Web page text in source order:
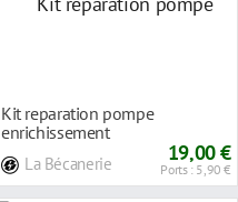
Kit reparation pompe
enrichissement
La Bécanerie 19,00 €
Ports : 5,90 €